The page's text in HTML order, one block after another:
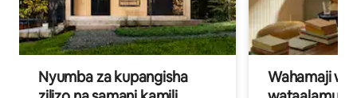
Nyumba za kupangisha
Wahamaji